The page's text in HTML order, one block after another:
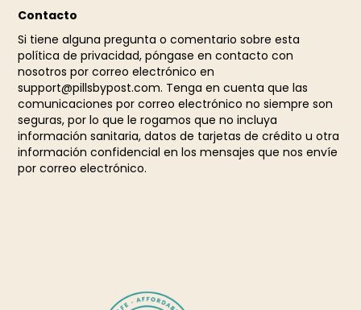
Contacto
Si tiene alguna pregunta o comentario sobre esta
política de privacidad, póngase en contacto con
nosotros por correo electrónico en
support@pillsbypost.com. Tenga en cuenta que las
comunicaciones por correo electrónico no siempre son
seguras, por lo que le rogamos que no incluya
información sanitaria, datos de tarjetas de crédito u otra
información confidencial en los mensajes que nos envíe
por correo electrónico.